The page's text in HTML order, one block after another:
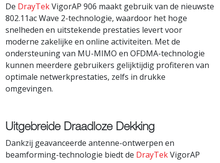
De DrayTekVigorAP 906 maakt gebruik van de nieuwste
802.11ac Wave 2-technologie, waardoor het hoge
snelheden en uitstekende prestaties levert voor
moderne zakelijke en online activiteiten. Met de
ondersteuning van MU-MIMO en OFDMA-technologie
kunnen meerdere gebruikers gelijktijdig profiteren van
optimale netwerkprestaties, zelfs in drukke
omgevingen.
Uitgebreide Draadloze Dekking
Dankzij geavanceerde antenne-ontwerpen en
beamforming-technologie biedt de DrayTekVigorAP